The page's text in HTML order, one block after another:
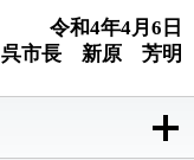
令和4年4月6日
呉市長 新原 芳明